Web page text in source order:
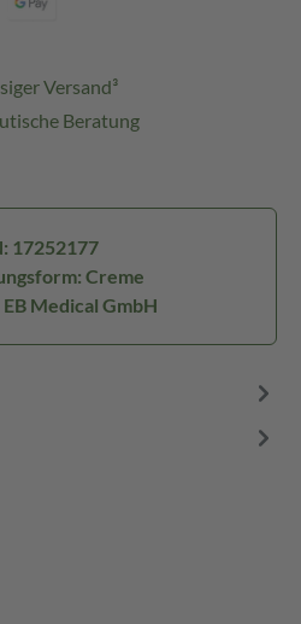
Versand³
Beratung
17252177
Creme
Medical GmbH